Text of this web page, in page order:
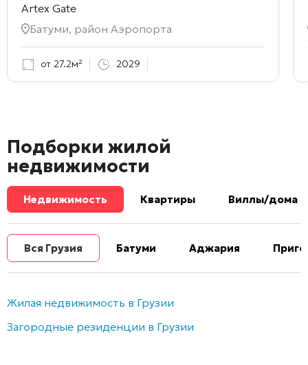
Artex Gate
Батуми, район Аэропорта
от 27.2м² 2029
Подборки жилой
недвижимости
Недвижимость Квартиры Виллы/дома
Вся Грузия Батуми Аджария
Жилая недвижимость в Грузии
Загородные резиденции в Грузии